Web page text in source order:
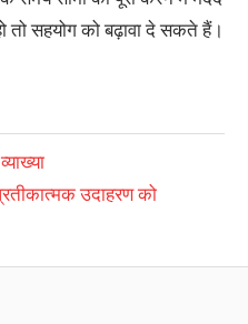
सहयोग को बढ़ावा दे सकते हैं।
उदाहरण को